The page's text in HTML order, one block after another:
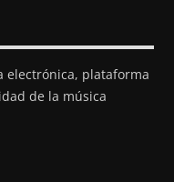
electrónica, plataforma
de la música